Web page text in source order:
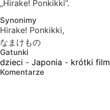
„Hirake! Ponkikki”.
Synonimy
Hirake! Ponkikki,
なまけもの
Gatunki
dzieci - Japonia - krótki film
Komentarze